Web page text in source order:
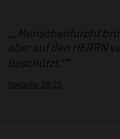
„Menschenfurcht
aber auf den HERRN
beschützt.“
Sprüche 29,25